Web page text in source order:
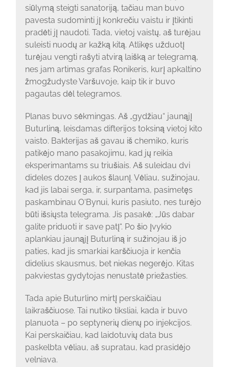
siūlymą steigti sanatoriją, tačiau man buvo
pavesta sudominti jį konkrečiu vaistu ir įtikinti
pradėti jį naudoti. Tada, vietoj vaistų, aš turėjau
suleisti nuodų ar kažką kitą. Atlikęs užduotį
turėjau vengti rašyti atvirą laišką ar telegramą,
nes jam artimas grafas Ronikeris, kurį apkaltino
žmogžudyste Varšuvoje, kaip tik ir buvo
pagautas dėl telegramos.
Planas buvo sėkmingas. Aš „gydžiau“ jaunąjį
Buturliną, leisdamas difterijos toksiną vietoj kito
vaisto. Bakterijas aš gavau iš chemiko, kuris
patikėjo mano pasakojimu, kad jų reikia
eksperimantams su triušiais. Aš suleidau dvi
dideles dozes į aukos šlaunį. Vėliau, sužinojau,
kad jis labai serga, ir, surpantama, pasimetęs
paskambinau O‘Bynui, kuris pasiuto, nes turėjo
būti išsiųsta telegrama. Jis pasakė: „Jūs dabar
galite priduoti ir save patį“. Po šio įvykio
aplankiau jaunąjį Buturliną ir sužinojau iš jo
paties, kad jis smarkiai karščiuoja ir kenčia
didelius skausmus, bet niekas negerėjo. Kitas
pakviestas gydytojas nenustatė priežasties.
Tada apie Buturlino mirtį perskaičiau
laikraščiuose. Tai nutiko tiksliai, kada ir buvo
planuota – po septynerių dienų po injekcijos.
Kai perskaičiau, kad laidotuvių data bus
paskelbta vėliau, aš supratau, kad prasidėjo
velniava.